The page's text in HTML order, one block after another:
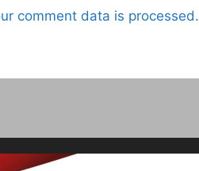
comment data is processed.